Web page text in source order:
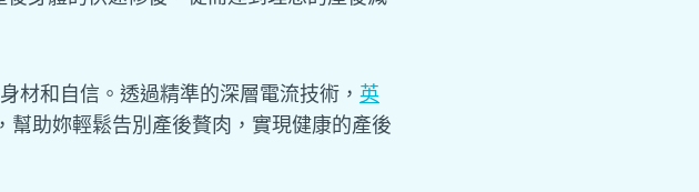
材和自信。透過精準的深層電流技術， 英
助妳輕鬆告別產後贅肉，實現健康的產後